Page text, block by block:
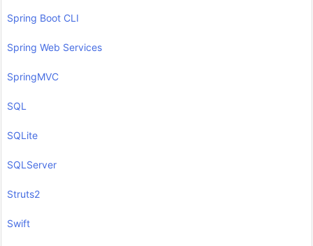
Spring Boot CLI
Spring Web Services
SpringMVC
SQL
SQLite
SQLServer
Struts2
Swift